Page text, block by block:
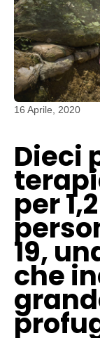
16 Aprile, 2020
Dieci
per
19,
che